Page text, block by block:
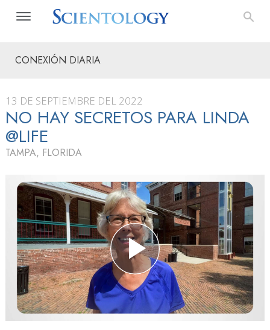
CONEXIÓN DIARIA
13 DE SEPTIEMBRE DEL 2022
NO HAY SECRETOS PARA LINDA
@LIFE
TAMPA, FLORIDA